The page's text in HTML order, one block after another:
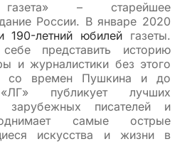
газета» – старейшее
России. В январе 2020
190-летний юбилей газеты.
представить историю
и журналистики без этого
со времен Пушкина и до
публикует лучших
зарубежных писателей и
самые острые
искусства и жизни в